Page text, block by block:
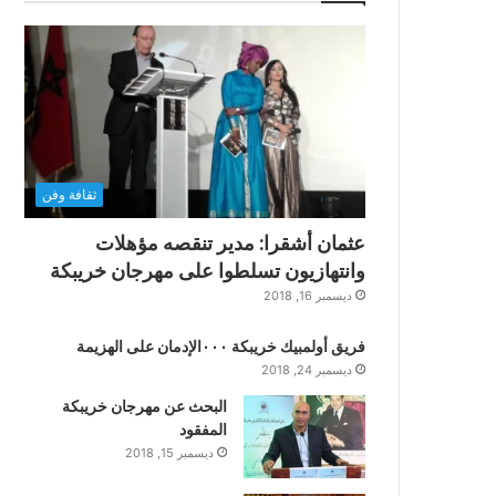
ثقافة وفن
عثمان أشقرا: مدير تنقصه مؤهلات
وانتهازيون تسلطوا على مهرجان خريبكة
ديسمبر 16, 2018
فريق أولمبيك خريبكة ٠٠٠الإدمان على الهزيمة
ديسمبر 24, 2018
البحث عن مهرجان خريبكة
المفقود
ديسمبر 15, 2018